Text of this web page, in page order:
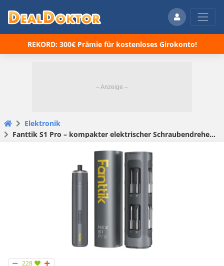
REKORD: 300€ Prämie für kostenloses Girokonto!
Elektronik
Fanttik S1 Pro – kompakter elektrischer Schraubendreher – für 46,26€ (statt 63€)! 😮
228